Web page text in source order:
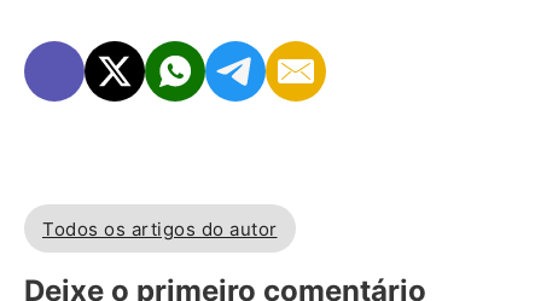
Todos os artigos do autor
Deixe o primeiro comentário